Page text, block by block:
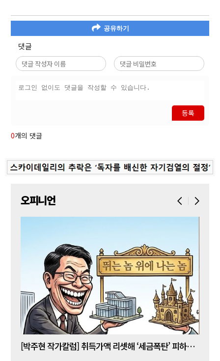
공유하기
댓글
등록
0개의 댓글
오피니언
[박주현 작가칼럼] 취득가액 리셋해 ‘세금폭탄’ 피하는 강남 주택 보유자들… “이것은 국가 주도 상식 붕괴 현장”